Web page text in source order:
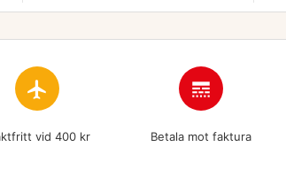
flight
vid 400 kr
line_style
Betala mot faktura